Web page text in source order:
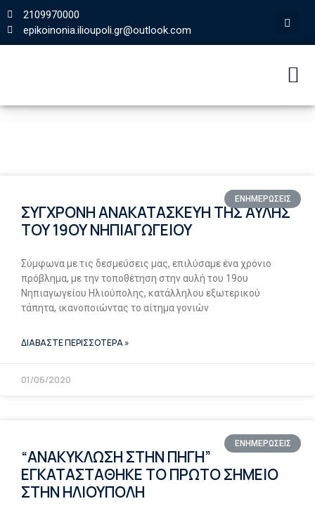
2109970000
epikoinonia.ilioupoli.gr@outlook.com
ΕΝΗΜΕΡΩΣΕΙΣ
ΣΥΓΧΡΟΝΗ ΑΝΑΚΑΤΑΣΚΕΥΗ ΤΗΣ ΑΥΛΗΣ
ΤΟΥ 19ΟΥ ΝΗΠΙΑΓΩΓΕΙΟΥ
Σύμφωνα με τις δεσμεύσεις μας, επιλύσαμε ένα χρόνιο
πρόβλημα, με την τοποθέτηση στην αυλή του 19ου
Νηπιαγωγείου Ηλιούπολης, κατάλληλου εξωτερικού
τάπητα, ικανοποιώντας το αίτημα γονιών
ΔΙΑΒΑΣΤΕ ΠΕΡΙΣΣΟΤΕΡΑ »
01/06/2020
ΕΝΗΜΕΡΩΣΕΙΣ
“ΑΝΑΚΥΚΛΩΣΗ ΣΤΗΝ ΠΗΓΗ”
ΕΓΚΑΤΑΣΤΑΘΗΚΕ ΤΟ ΠΡΩΤΟ ΣΗΜΕΙΟ
ΣΤΗΝ ΗΛΙΟΥΠΟΛΗ